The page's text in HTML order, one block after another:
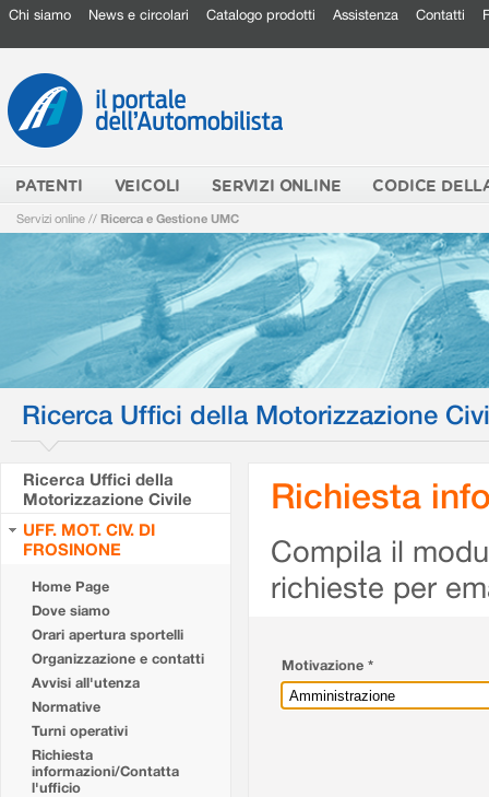
Chi siamo News e circolari Catalogo prodotti Assistenza Contatti
PATENTI VEICOLI SERVIZI ONLINE CODICE
Servizi online // Ricerca e Gestione UMC
Ricerca Uffici della Motorizzazione
Ricerca Uffici della
Motorizzazione Civile
UFF. MOT. CIV. DI
FROSINONE
Home Page
Dove siamo
Orari apertura sportelli
Organizzazione e contatti
Avvisi all'utenza
Normative
Turni operativi
Richiesta
informazioni/Contatta
l'ufficio
Richiesta
Compila il
richieste per
Motivazione *